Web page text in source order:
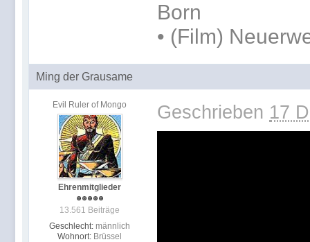
Born
• (Film)
Ming der Grausame
Evil Ruler of Mongo
Ehrenmitglieder
13.561 Beiträge
Geschlecht: männlich
Wohnort: Brüssel
Geschrieben 17